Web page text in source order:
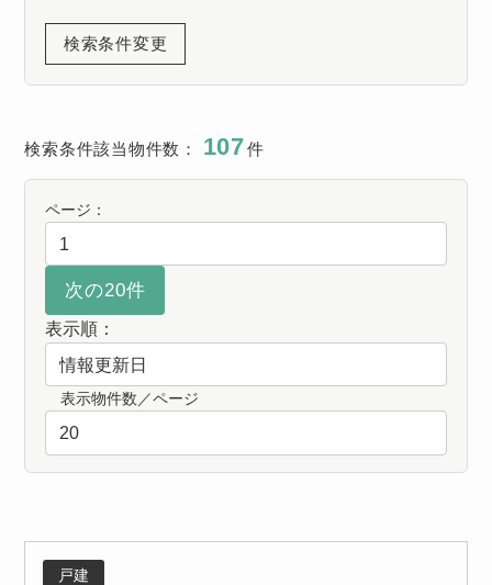
検索条件変更
検索条件該当物件数： 107件
ページ：
表示順：
表示物件数／ページ
戸建